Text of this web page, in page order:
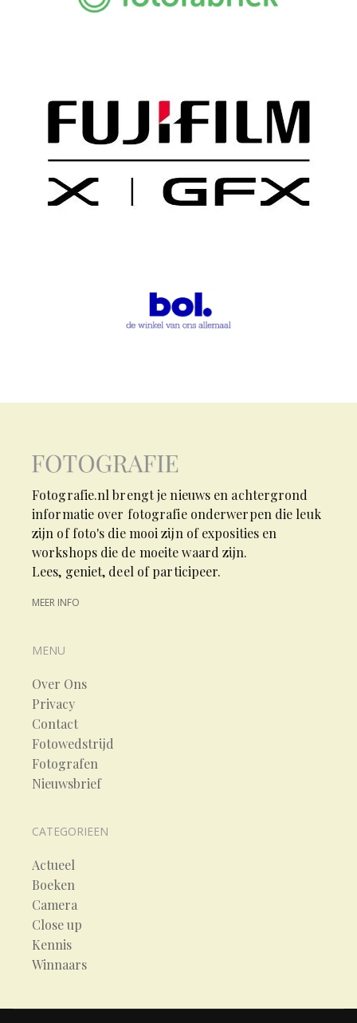
Fotografie.nl brengt je nieuws en achtergrond
informatie over fotografie onderwerpen die leuk
zijn of foto's die mooi zijn of exposities en
workshops die de moeite waard zijn.
Lees, geniet, deel of participeer.
MEER INFO
MENU
Over Ons
Privacy
Contact
Fotowedstrijd
Fotografen
Nieuwsbrief
CATEGORIEEN
Actueel
Boeken
Camera
Close up
Kennis
Winnaars